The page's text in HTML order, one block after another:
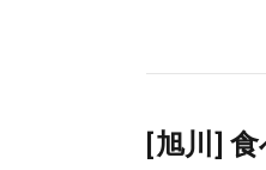
[旭川]